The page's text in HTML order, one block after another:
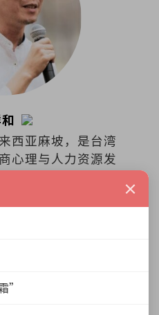
西亚麻坡，是台湾
心理与人力资源发
范大学教育心理与
名谘商心理师。
×
”